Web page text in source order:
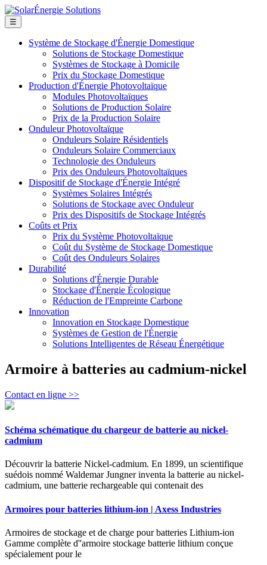
☰
Système de Stockage d'Énergie Domestique
Solutions de Stockage Domestique
Systèmes de Stockage à Domicile
Prix du Stockage Domestique
Production d'Énergie Photovoltaïque
Modules Photovoltaïques
Solutions de Production Solaire
Prix de la Production Solaire
Onduleur Photovoltaïque
Onduleurs Solaire Résidentiels
Onduleurs Solaire Commerciaux
Technologie des Onduleurs
Prix des Onduleurs Photovoltaïques
Dispositif de Stockage d'Énergie Intégré
Systèmes Solaires Intégrés
Solutions de Stockage avec Onduleur
Prix des Dispositifs de Stockage Intégrés
Coûts et Prix
Prix du Système Photovoltaïque
Coût du Système de Stockage Domestique
Coût des Onduleurs Solaires
Durabilité
Solutions d'Énergie Durable
Stockage d'Énergie Écologique
Réduction de l'Empreinte Carbone
Innovation
Innovation en Stockage Domestique
Systèmes de Gestion de l'Énergie
Solutions Intelligentes de Réseau Énergétique
Armoire à batteries au cadmium-nickel
Contact en ligne >>
Schéma schématique du chargeur de batterie au nickel-
cadmium
Découvrir la batterie Nickel-cadmium. En 1899, un scientifique
suédois nommé Waldemar Jungner inventa la batterie au nickel-
cadmium, une batterie rechargeable qui contenait des
Armoires pour batteries lithium-ion | Axess Industries
Armoires de stockage et de charge pour batteries Lithium-ion
Gamme complète d''armoire stockage batterie lithium conçue
spécialement pour le